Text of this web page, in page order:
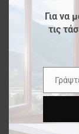
Για να
τις
Email